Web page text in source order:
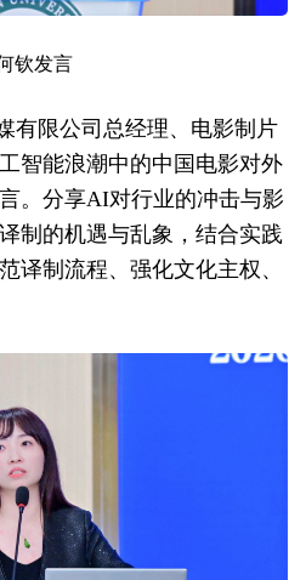
钦发言
有限公司总经理、电影制片
智能浪潮中的中国电影对外
。分享AI对行业的冲击与影
制的机遇与乱象，结合实践
译制流程、强化文化主权、